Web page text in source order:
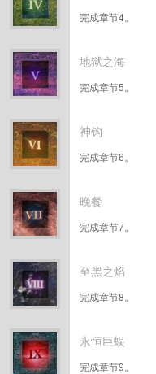
完成章节4。
地狱之海
完成章节5。
神钩
完成章节6。
晚餐
完成章节7。
至黑之焰
完成章节8。
永恒巨蜈
完成章节9。